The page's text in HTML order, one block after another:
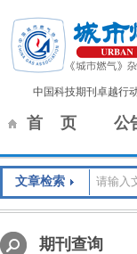
中国科技期刊卓越行
首 页 公
文章检索
期刊查询